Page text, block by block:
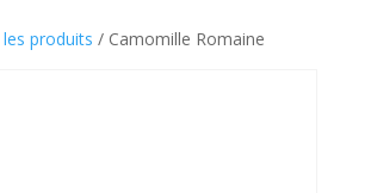
produits / Camomille Romaine